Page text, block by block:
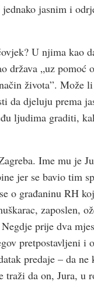
jasnim i
U njima kao
država „uz
života”. Može
da djeluju prema
ljudima graditi,
Ime mu je
jer se bavio tim
o građaninu RH
zaposlen,
prije dva
pretpostavljeni i
predaje – da
da on, Jura, u